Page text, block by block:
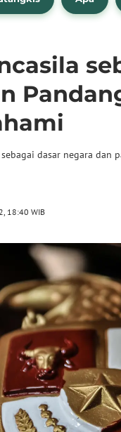
dasar negara
18:40 WIB